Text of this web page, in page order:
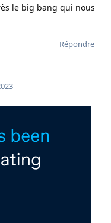
le big bang qui nous
Répondre